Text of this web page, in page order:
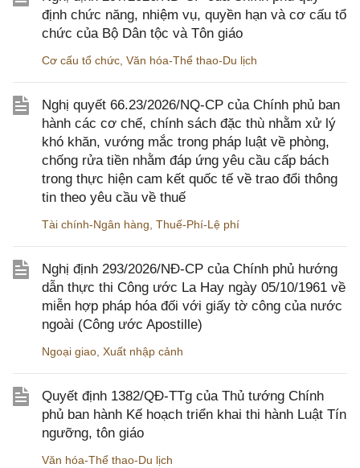
định chức năng, nhiệm vụ, quyền hạn và cơ cấu tổ
chức của Bộ Dân tộc và Tôn giáo
Cơ cấu tổ chức Văn hóa-Thể thao-Du lịch
Nghị quyết 66.23/2026/NQ-CP của Chính phủ ban
hành các cơ chế, chính sách đặc thù nhằm xử lý
khó khăn, vướng mắc trong pháp luật về phòng,
chống rửa tiền nhằm đáp ứng yêu cầu cấp bách
trong thực hiện cam kết quốc tế về trao đổi thông
tin theo yêu cầu về thuế
Tài chính-Ngân hàng Thuế-Phí-Lệ phí
Nghị định 293/2026/NĐ-CP của Chính phủ hướng
dẫn thực thi Công ước La Hay ngày 05/10/1961 về
miễn hợp pháp hóa đối với giấy tờ công của nước
ngoài (Công ước Apostille)
Ngoại giao Xuất nhập cảnh
Quyết định 1382/QĐ-TTg của Thủ tướng Chính
phủ ban hành Kế hoạch triển khai thi hành Luật Tín
ngưỡng, tôn giáo
Văn hóa-Thể thao-Du lịch